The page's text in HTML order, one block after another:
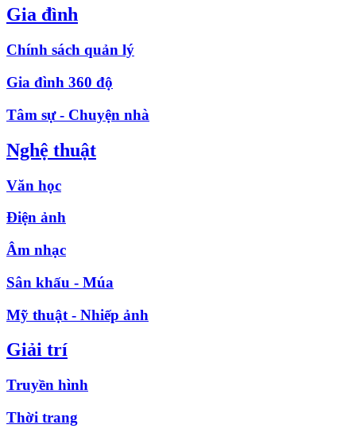
Gia đình
Chính sách quản lý
Gia đình 360 độ
Tâm sự - Chuyện nhà
Nghệ thuật
Văn học
Điện ảnh
Âm nhạc
Sân khấu - Múa
Mỹ thuật - Nhiếp ảnh
Giải trí
Truyền hình
Thời trang